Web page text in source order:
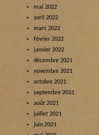
mai 2022
avril 2022
mars 2022
février 2022
janvier 2022
décembre 2021
novembre 2021
octobre 2021
septembre 2021
août 2021
juillet 2021
juin 2021